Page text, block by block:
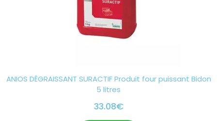
ANIOS DÉGRAISSANT SURACTIF Produit four puissant Bidon
5 litres
33.08€